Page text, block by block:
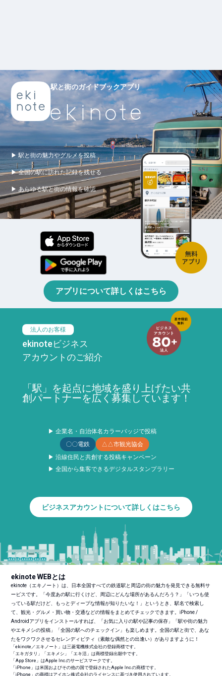
駅と街のガイドブックアプリ
▶ 駅と街の魅力やグルメを投稿
▶ 全国の駅に訪れた記録を残せる
▶ あらゆる駅と街の情報を確認
アプリについて詳しくはこちら
法人のお客様
ekinoteビジネス
アカウントのご紹介
「駅」を起点に地域を盛り上げたい共
創パートナーを広く募集しています！
▶ 企業名・自治体名カラーバッジで投稿
〇〇電鉄
△△市観光協会
▶ 沿線住民と共創する投稿キャンペーン
▶ 全国から集客できるデジタルスタンプラリー
ビジネスアカウントについて詳しくはこちら
ekinote WEBとは
ekinote（エキノート）は、日本全国すべての鉄道駅と周辺の街の魅力を発見できる無料サ
ービスです。「今度あの駅に行くけど、周辺にどんな場所があるんだろう？」「いつも使
っている駅だけど、もっとディープな情報が知りたいな！」というとき、駅名で検索し
て、観光・グルメ・買い物・交通などの情報をまとめてチェックできます。iPhone /
Androidアプリをインストールすれば、「お気に入りの駅や記事の保存」「駅や街の魅力
やエキメシの投稿」「全国の駅へのチェックイン」も楽しめます。全国の駅と街で、あな
たをワクワクさせるセレンディピティ（素敵な偶然との出逢い）がありますように！
「ekinote／エキノート」は三菱電機株式会社の登録商標です。
「エキガタリ」「エキメシ」「エキ活」は商標登録出願中です。
「App Store」はApple Inc.のサービスマークです。
「iPhone」は米国およびその他の国で登録されたApple Inc.の商標です。
「iPhone」の商標はアイホン株式会社のライセンスに基づき使用されています。